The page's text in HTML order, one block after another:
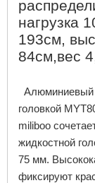
нагрузка
193см,
84см,вес
Алюминиевый
головкой MYT
miliboo
жидкостной
75 мм.
фиксируют